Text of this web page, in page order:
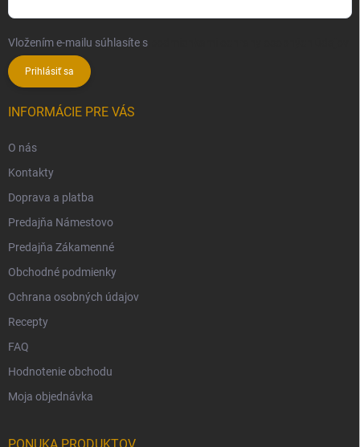
Vložením e-mailu súhlasíte s
Prihlásiť sa
INFORMÁCIE PRE VÁS
O nás
Kontakty
Doprava a platba
Predajňa Námestovo
Predajňa Zákamenné
Obchodné podmienky
Ochrana osobných údajov
Recepty
FAQ
Hodnotenie obchodu
Moja objednávka